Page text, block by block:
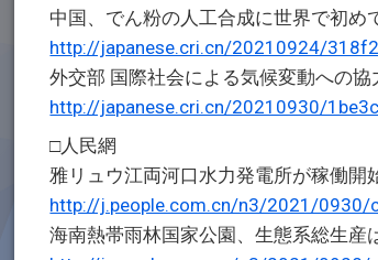
中国、でん粉の人工合成に世界で初め
http://japanese.cri.cn/20210924/
外交部 国際社会による気候変動への協
http://japanese.cri.cn/20210930/
□人民網
雅リュウ江両河口水力発電所が稼働開
http://j.people.com.cn/n3/2021/0930/
海南熱帯雨林国家公園、生態系総生産